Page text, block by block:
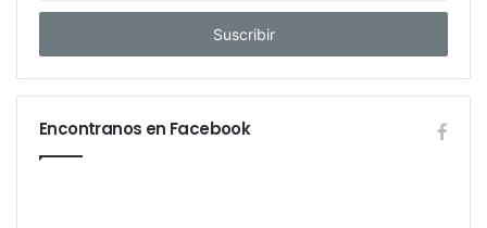
g
e
s
s
Encontranos en Facebook